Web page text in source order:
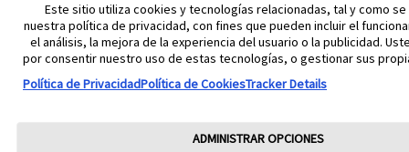
Este sitio utiliza cookies y tecnologías relacionadas, tal y como
nuestra política de privacidad, con fines que pueden incluir el
el análisis, la mejora de la experiencia del usuario o la publicidad.
por consentir nuestro uso de estas tecnologías, o gestionar sus
Política de PrivacidadPolítica de CookiesTracker Details
ADMINISTRAR OPCIONES